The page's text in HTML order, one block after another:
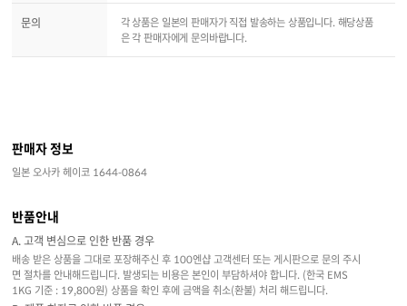
문의
각 상품은 일본의 판매자가 직접 발송하는 상품입니다. 해당상품
은 각 판매자에게 문의바랍니다.
판매자 정보
일본 오사카 헤이코 1644-0864
반품안내
A. 고객 변심으로 인한 반품 경우
배송 받은 상품을 그대로 포장해주신 후 100엔샵 고객센터 또는 게시판으로 문의 주시
면 절차를 안내해드립니다. 발생되는 비용은 본인이 부담하셔야 합니다. (한국 EMS
1KG 기준 : 19,800원) 상품을 확인 후에 금액을 취소(환불) 처리 해드립니다.